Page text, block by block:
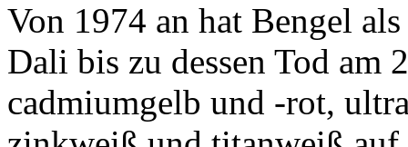
Von 1974 an hat Bengel
Dali bis zu dessen Tod am
cadmiumgelb und -rot,